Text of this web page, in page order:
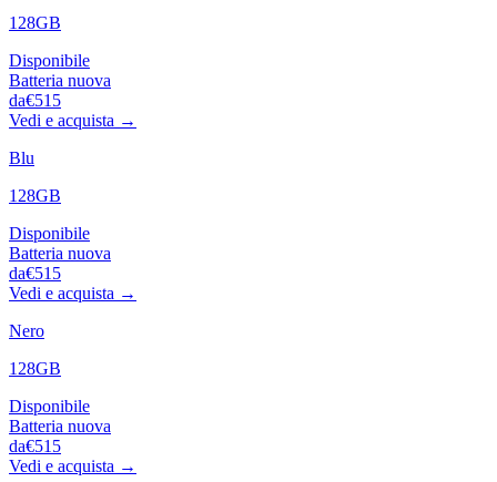
128GB
Disponibile
Batteria nuova
da€515
Vedi e acquista →
Blu
128GB
Disponibile
Batteria nuova
da€515
Vedi e acquista →
Nero
128GB
Disponibile
Batteria nuova
da€515
Vedi e acquista →